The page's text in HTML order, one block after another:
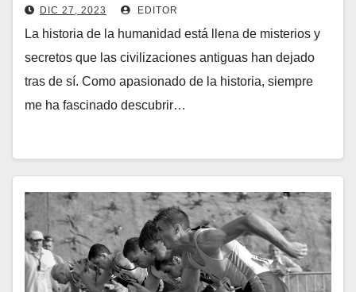
DIC 27, 2023 EDITOR
La historia de la humanidad está llena de misterios y
secretos que las civilizaciones antiguas han dejado
tras de sí. Como apasionado de la historia, siempre
me ha fascinado descubrir…